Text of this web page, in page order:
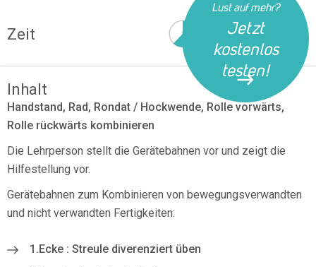
Lust auf mehr?
Jetzt
kostenlos
testen!
Zeit 38 Min
Inhalt
Handstand, Rad, Rondat / Hockwende, Rolle vorwärts,
Rolle rückwärts kombinieren
Die Lehrperson stellt die Gerätebahnen vor und zeigt die
Hilfestellung vor.
Gerätebahnen zum Kombinieren von bewegungsverwandten
und nicht verwandten Fertigkeiten:
1.Ecke : Streule diverenziert üben